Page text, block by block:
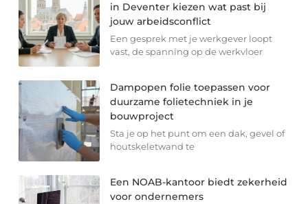
in Deventer kiezen wat past bij
jouw arbeidsconflict
Een gesprek met je werkgever loopt
vast, de spanning op de werkvloer
Dampopen folie toepassen voor
duurzame folietechniek in je
bouwproject
Sta je op het punt om een dak, gevel of
houtskeletwand te
Een NOAB-kantoor biedt zekerheid
voor ondernemers